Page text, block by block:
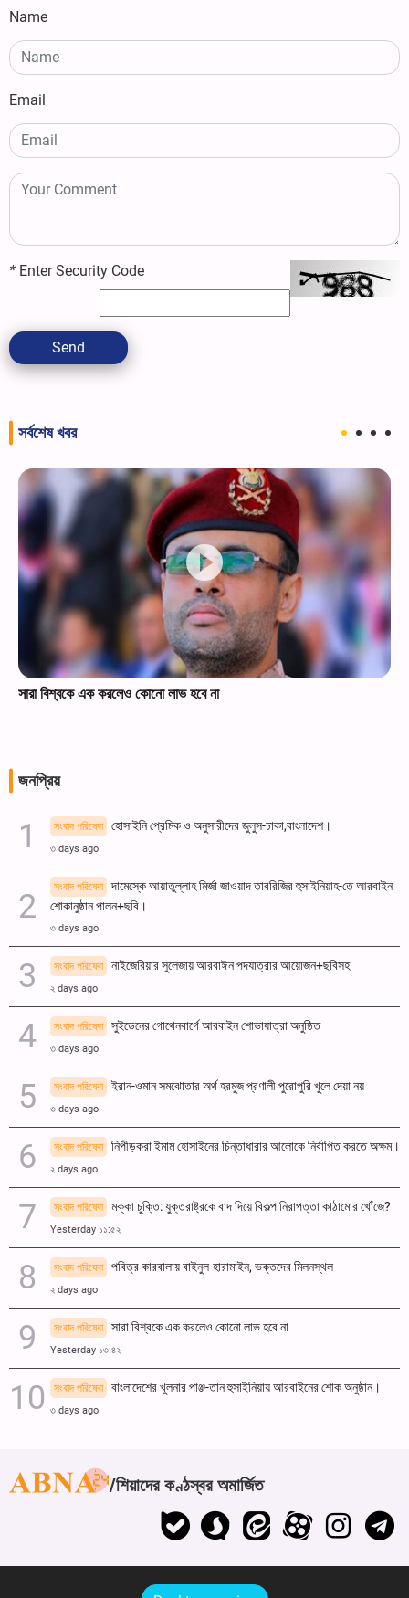
Name
Email
* Enter Security Code
Send
সর্বশেষ খবর
সারা বিশ্বকে এক করলেও কোনো লাভ হবে না
জনপ্রিয়
সংবাদ পরিষেবা হোসাইনি প্রেমিক ও অনুসারীদের জুলুস-ঢাকা,বাংলাদেশ।
৩ days ago
সংবাদ পরিষেবা
দামেস্কে আয়াতুল্লাহ মির্জা জাওয়াদ তাবরিজির হুসাইনিয়াহ-তে আরবাইন
শোকানুষ্ঠান পালন+ছবি।
৩ days ago
সংবাদ পরিষেবা নাইজেরিয়ার সুলেজায় আরবাঈন পদযাত্রার আয়োজন+ছবিসহ
২ days ago
সংবাদ পরিষেবা সুইডেনের গোথেনবার্গে আরবাইন শোভাযাত্রা অনুষ্ঠিত
৩ days ago
সংবাদ পরিষেবা ইরান-ওমান সমঝোতার অর্থ হরমুজ প্রণালী পুরোপুরি খুলে দেয়া নয়
৩ days ago
সংবাদ পরিষেবা নিপীড়করা ইমাম হোসাইনের চিন্তাধারার আলোকে নির্বাপিত করতে অক্ষম।
২ days ago
সংবাদ পরিষেবা মক্কা চুক্তি: যুক্তরাষ্ট্রকে বাদ দিয়ে বিকল্প নিরাপত্তা কাঠামোর খোঁজে?
Yesterday ১১:৫২
সংবাদ পরিষেবা পবিত্র কারবালায় বাইনুল-হারামাইন, ভক্তদের মিলনস্থল
২ days ago
সংবাদ পরিষেবা সারা বিশ্বকে এক করলেও কোনো লাভ হবে না
Yesterday ১৩:৪২
সংবাদ পরিষেবা বাংলাদেশের খুলনার পাঞ্জ-তান হুসাইনিয়ায় আরবাইনের শোক অনুষ্ঠান।
৩ days ago
শিয়াদের কণ্ঠস্বর অমার্জিত